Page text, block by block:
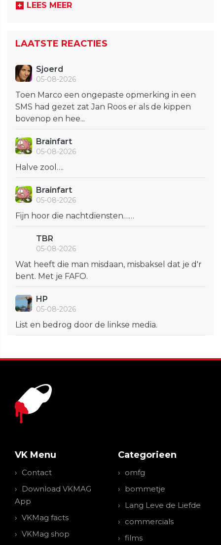
LEES MEER
LAATSTE REACTIES
Sjoerd
05-08-2026
Toen Marco een ongepaste opmerking in een
SMS had gezet zat Jan Roos er als de kippen
bovenop en hee...
Brainfart
05-08-2026
Halve zool….
Brainfart
05-08-2026
Fijn hoor die nachtdiensten……
TBR
05-08-2026
Wat heeft die man misdaan, misbaksel dat je d'r
bent. Met je FAFO.
HP
05-08-2026
List en bedrog door de linkse media.
VK Menu
Contact
Download VKMAG
App
VKMag facts
VKMag shop
Categorieen
omfg
bommetje
Lang Leve de Liefde
commercials
films